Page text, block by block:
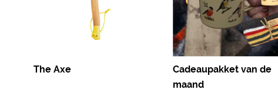
The Axe
Cadeaupakket van de
maand